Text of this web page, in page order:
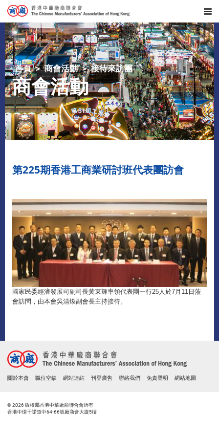
首頁 商會活動 接待來訪團
商會活動
第225期香港工商業研討班代表團訪會
國家民委經濟發展司副司長黃東輝率領代表團一行25人於7月11日蒞
會訪問，由本會吳清煥副會長主持接待。
關於本會 職位空缺 網站連結 刊登廣告 聯絡我們 免責聲明 網站地圖
© 2026 版權屬香港中華廠商聯合會所有
香港中環干諾道中64-66號廠商會大廈5樓